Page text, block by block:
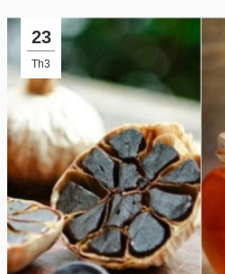
23
Th3